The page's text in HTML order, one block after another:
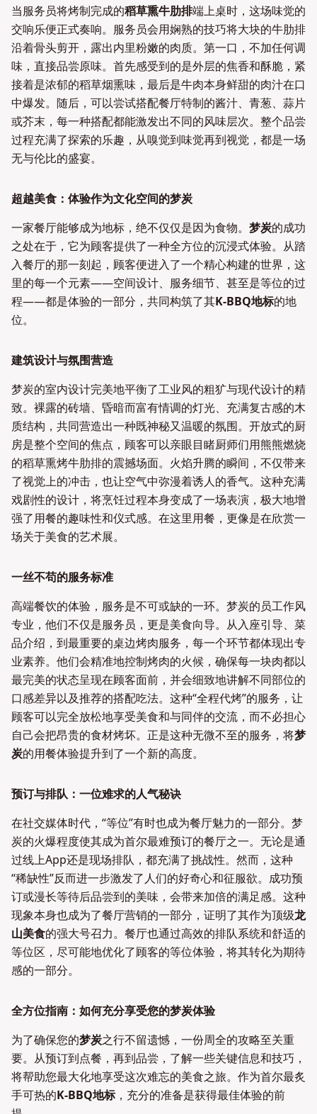
当服务员将烤制完成的稻草熏牛肋排端上桌时，这场味觉的
交响乐便正式奏响。服务员会用娴熟的技巧将大块的牛肋排
沿着骨头剪开，露出内里粉嫩的肉质。第一口，不加任何调
味，直接品尝原味。首先感受到的是外层的焦香和酥脆，紧
接着是浓郁的稻草烟熏味，最后是牛肉本身鲜甜的肉汁在口
中爆发。随后，可以尝试搭配餐厅特制的酱汁、青葱、蒜片
或芥末，每一种搭配都能激发出不同的风味层次。整个品尝
过程充满了探索的乐趣，从嗅觉到味觉再到视觉，都是一场
无与伦比的盛宴。
超越美食：体验作为文化空间的梦炭
一家餐厅能够成为地标，绝不仅仅是因为食物。 梦炭的成功
之处在于，它为顾客提供了一种全方位的沉浸式体验。从踏
入餐厅的那一刻起，顾客便进入了一个精心构建的世界，这
里的每一个元素——空间设计、服务细节、甚至是等位的过
程——都是体验的一部分，共同构筑了其K-BBQ地标的地
位。
建筑设计与氛围营造
梦炭的室内设计完美地平衡了工业风的粗犷与现代设计的精
致。裸露的砖墙、昏暗而富有情调的灯光、充满复古感的木
质结构，共同营造出一种既神秘又温暖的氛围。开放式的厨
房是整个空间的焦点，顾客可以亲眼目睹厨师们用熊熊燃烧
的稻草熏烤牛肋排的震撼场面。火焰升腾的瞬间，不仅带来
了视觉上的冲击，也让空气中弥漫着诱人的香气。这种充满
戏剧性的设计，将烹饪过程本身变成了一场表演，极大地增
强了用餐的趣味性和仪式感。在这里用餐，更像是在欣赏一
场关于美食的艺术展。
一丝不苟的服务标准
高端餐饮的体验，服务是不可或缺的一环。梦炭的员工作风
专业，他们不仅是服务员，更是美食向导。从入座引导、菜
品介绍，到最重要的桌边烤肉服务，每一个环节都体现出专
业素养。他们会精准地控制烤肉的火候，确保每一块肉都以
最完美的状态呈现在顾客面前，并会细致地讲解不同部位的
口感差异以及推荐的搭配吃法。这种“全程代烤”的服务，让
顾客可以完全放松地享受美食和与同伴的交流，而不必担心
自己会把昂贵的食材烤坏。正是这种无微不至的服务，将梦
炭的用餐体验提升到了一个新的高度。
预订与排队：一位难求的人气秘诀
在社交媒体时代，“等位”有时也成为餐厅魅力的一部分。梦
炭的火爆程度使其成为首尔最难预订的餐厅之一。无论是通
过线上App还是现场排队，都充满了挑战性。然而，这种
“稀缺性”反而进一步激发了人们的好奇心和征服欲。成功预
订或漫长等待后品尝到的美味，会带来加倍的满足感。这种
现象本身也成为了餐厅营销的一部分，证明了其作为顶级龙
山美食的强大号召力。餐厅也通过高效的排队系统和舒适的
等位区，尽可能地优化了顾客的等位体验，将其转化为期待
感的一部分。
全方位指南：如何充分享受您的梦炭体验
为了确保您的梦炭之行不留遗憾，一份周全的攻略至关重
要。从预订到点餐，再到品尝，了解一些关键信息和技巧，
将帮助您最大化地享受这次难忘的美食之旅。作为首尔最炙
手可热的K-BBQ地标，充分的准备是获得最佳体验的前